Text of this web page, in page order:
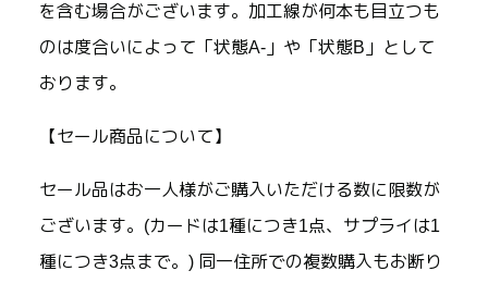
を含む場合がございます。加工線が何本も目立つも
のは度合いによって「状態A-」や「状態B」として
おります。
【セール商品について】
セール品はお一人様がご購入いただける数に限数が
ございます。(カードは1種につき1点、サプライは1
種につき3点まで。) 同一住所での複数購入もお断り